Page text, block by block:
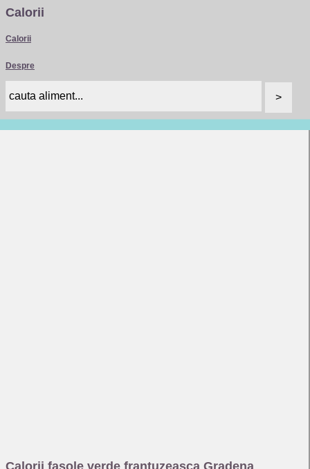
Calorii
Calorii
Despre
Calorii fasole verde frantuzeasca Gradena